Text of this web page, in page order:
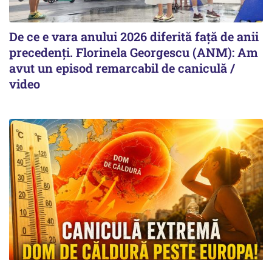
De ce e vara anului 2026 diferită față de anii
precedenți. Florinela Georgescu (ANM): Am
avut un episod remarcabil de caniculă /
video